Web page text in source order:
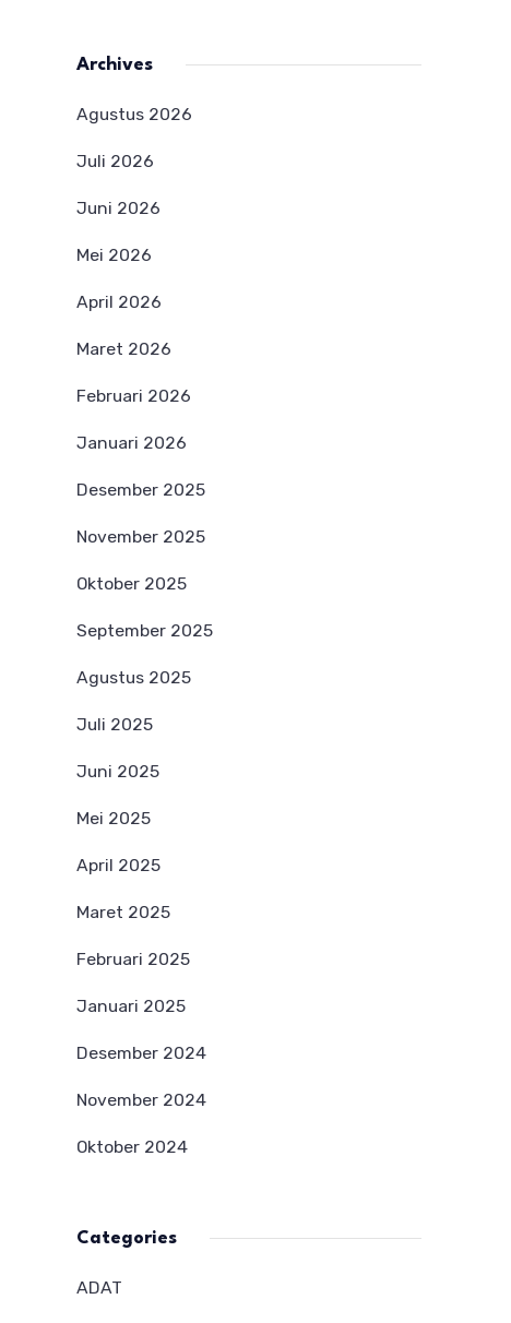
Archives
Agustus 2026
Juli 2026
Juni 2026
Mei 2026
April 2026
Maret 2026
Februari 2026
Januari 2026
Desember 2025
November 2025
Oktober 2025
September 2025
Agustus 2025
Juli 2025
Juni 2025
Mei 2025
April 2025
Maret 2025
Februari 2025
Januari 2025
Desember 2024
November 2024
Oktober 2024
Categories
ADAT